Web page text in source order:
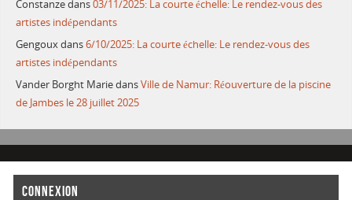
Constanzedans03/11/2025: La courte échelle: Le rendez-vous des
artistes indépendants
Gengouxdans6/10/2025: La courte échelle: Le rendez-vous des
artistes indépendants
Vander Borght MariedansVille de Namur: Réouverture de la piscine
de Jambes le 28 juillet 2025
CONNEXION